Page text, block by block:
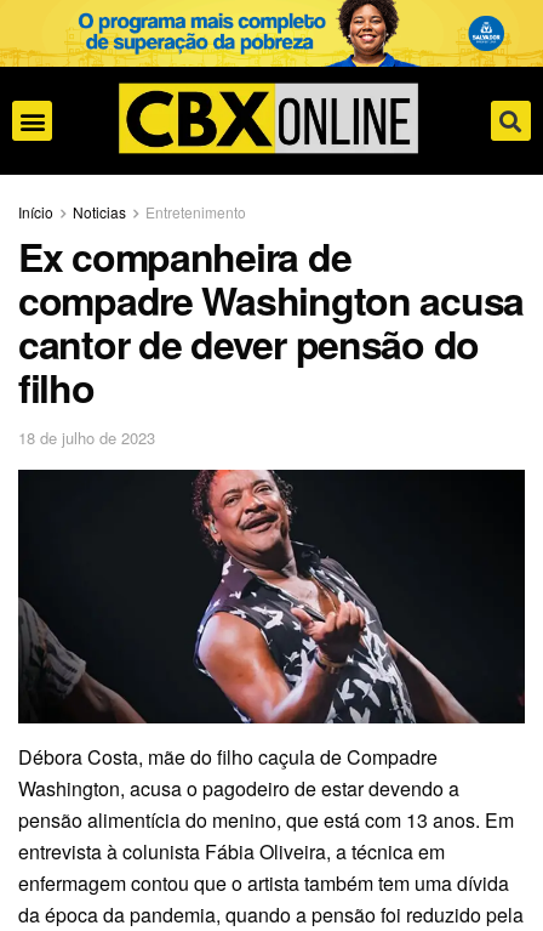
Início Noticias Entretenimento
Ex companheira de
compadre Washington acusa
cantor de dever pensão do
filho
18 de julho de 2023
Débora Costa, mãe do filho caçula de Compadre
Washington, acusa o pagodeiro de estar devendo a
pensão alimentícia do menino, que está com 13 anos. Em
entrevista à colunista Fábia Oliveira, a técnica em
enfermagem contou que o artista também tem uma dívida
da época da pandemia, quando a pensão foi reduzido pela